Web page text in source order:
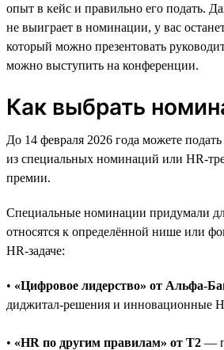
опыт в кейс и правильно его подать.
не выиграет в номинации, у вас
который можно презентовать
можно выступить на конференции.
Как выбрать
До 14 февраля 2026 года можете
из специальных номинаций или HR-
премии.
Специальные номинации придумали
относятся к определённой нише или
HR-задаче:
• «Цифровое лидерство» от Альфа-
диджитал-решения и инновационные
• «HR по другим правилам» от T2 —